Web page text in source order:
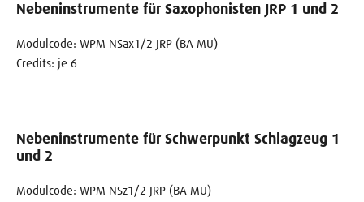
Nebeninstrumente für Saxophonisten JRP 1 und 2
Modulcode: WPM NSax1/2 JRP (BA MU)
Credits: je 6
Nebeninstrumente für Schwerpunkt Schlagzeug 1
und 2
Modulcode: WPM NSz1/2 JRP (BA MU)